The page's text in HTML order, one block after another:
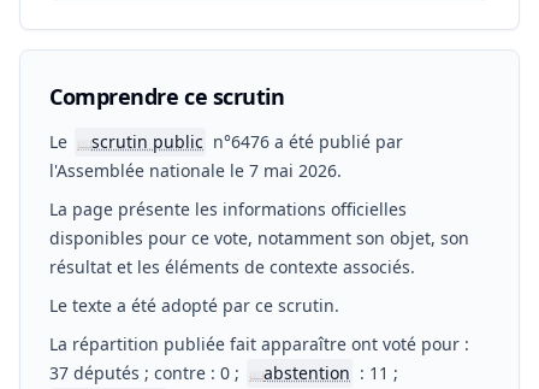
Comprendre ce scrutin
Le 📖scrutin public n°6476 a été publié par
l'Assemblée nationale le 7 mai 2026.
La page présente les informations officielles
disponibles pour ce vote, notamment son objet, son
résultat et les éléments de contexte associés.
Le texte a été adopté par ce scrutin.
La répartition publiée fait apparaître ont voté pour :
37 députés ; contre : 0 ;
📖abstention : 11 ;